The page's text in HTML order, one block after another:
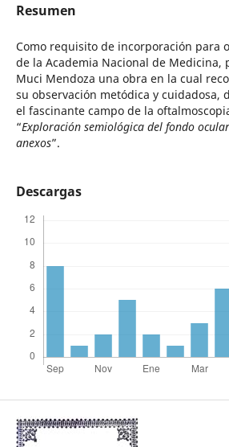
Resumen
Como requisito de incorporación para
de la Academia Nacional de Medicina,
Muci Mendoza una obra en la cual
su observación metódica y cuidadosa,
el fascinante campo de la
“Exploración semiológica del fondo
anexos”.
Descargas